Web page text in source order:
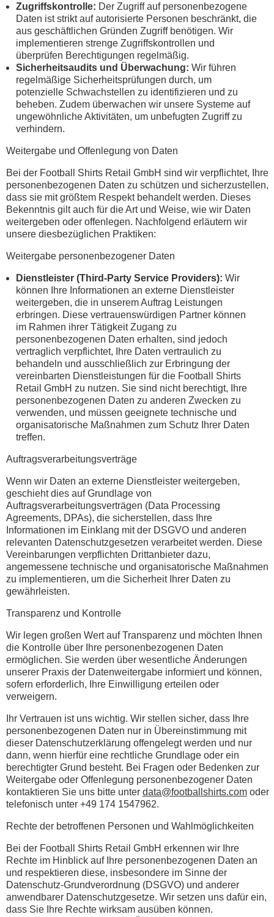
Zugriffskontrolle: Der Zugriff auf personenbezogene
Daten ist strikt auf autorisierte Personen beschränkt, die
aus geschäftlichen Gründen Zugriff benötigen. Wir
implementieren strenge Zugriffskontrollen und
überprüfen Berechtigungen regelmäßig.
Sicherheitsaudits und Überwachung: Wir führen
regelmäßige Sicherheitsprüfungen durch, um
potenzielle Schwachstellen zu identifizieren und zu
beheben. Zudem überwachen wir unsere Systeme auf
ungewöhnliche Aktivitäten, um unbefugten Zugriff zu
verhindern.
Weitergabe und Offenlegung von Daten
Bei der Football Shirts Retail GmbH sind wir verpflichtet, Ihre
personenbezogenen Daten zu schützen und sicherzustellen,
dass sie mit größtem Respekt behandelt werden. Dieses
Bekenntnis gilt auch für die Art und Weise, wie wir Daten
weitergeben oder offenlegen. Nachfolgend erläutern wir
unsere diesbezüglichen Praktiken:
Weitergabe personenbezogener Daten
Dienstleister (Third-Party Service Providers): Wir
können Ihre Informationen an externe Dienstleister
weitergeben, die in unserem Auftrag Leistungen
erbringen. Diese vertrauenswürdigen Partner können
im Rahmen ihrer Tätigkeit Zugang zu
personenbezogenen Daten erhalten, sind jedoch
vertraglich verpflichtet, Ihre Daten vertraulich zu
behandeln und ausschließlich zur Erbringung der
vereinbarten Dienstleistungen für die Football Shirts
Retail GmbH zu nutzen. Sie sind nicht berechtigt, Ihre
personenbezogenen Daten zu anderen Zwecken zu
verwenden, und müssen geeignete technische und
organisatorische Maßnahmen zum Schutz Ihrer Daten
treffen.
Auftragsverarbeitungsverträge
Wenn wir Daten an externe Dienstleister weitergeben,
geschieht dies auf Grundlage von
Auftragsverarbeitungsverträgen (Data Processing
Agreements, DPAs), die sicherstellen, dass Ihre
Informationen im Einklang mit der DSGVO und anderen
relevanten Datenschutzgesetzen verarbeitet werden. Diese
Vereinbarungen verpflichten Drittanbieter dazu,
angemessene technische und organisatorische Maßnahmen
zu implementieren, um die Sicherheit Ihrer Daten zu
gewährleisten.
Transparenz und Kontrolle
Wir legen großen Wert auf Transparenz und möchten Ihnen
die Kontrolle über Ihre personenbezogenen Daten
ermöglichen. Sie werden über wesentliche Änderungen
unserer Praxis der Datenweitergabe informiert und können,
sofern erforderlich, Ihre Einwilligung erteilen oder
verweigern.
Ihr Vertrauen ist uns wichtig. Wir stellen sicher, dass Ihre
personenbezogenen Daten nur in Übereinstimmung mit
dieser Datenschutzerklärung offengelegt werden und nur
dann, wenn hierfür eine rechtliche Grundlage oder ein
berechtigter Grund besteht. Bei Fragen oder Bedenken zur
Weitergabe oder Offenlegung personenbezogener Daten
kontaktieren Sie uns bitte unter data@footballshirts.comoder
telefonisch unter +49 174 1547962.
Rechte der betroffenen Personen und Wahlmöglichkeiten
Bei der Football Shirts Retail GmbH erkennen wir Ihre
Rechte im Hinblick auf Ihre personenbezogenen Daten an
und respektieren diese, insbesondere im Sinne der
Datenschutz-Grundverordnung (DSGVO) und anderer
anwendbarer Datenschutzgesetze. Wir setzen uns dafür ein,
dass Sie Ihre Rechte wirksam ausüben können.